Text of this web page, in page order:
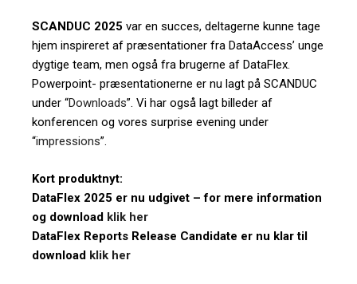
SCANDUC 2025 var en succes, deltagerne kunne tage
hjem inspireret af præsentationer fra DataAccess’ unge
dygtige team, men også fra brugerne af DataFlex.
Powerpoint- præsentationerne er nu lagt på SCANDUC
under “Downloads”. Vi har også lagt billeder af
konferencen og vores surprise evening under
“impressions”.
Kort produktnyt:
DataFlex 2025 er nu udgivet – for mere information
og download klik her
DataFlex Reports Release Candidate er nu klar til
download klik her